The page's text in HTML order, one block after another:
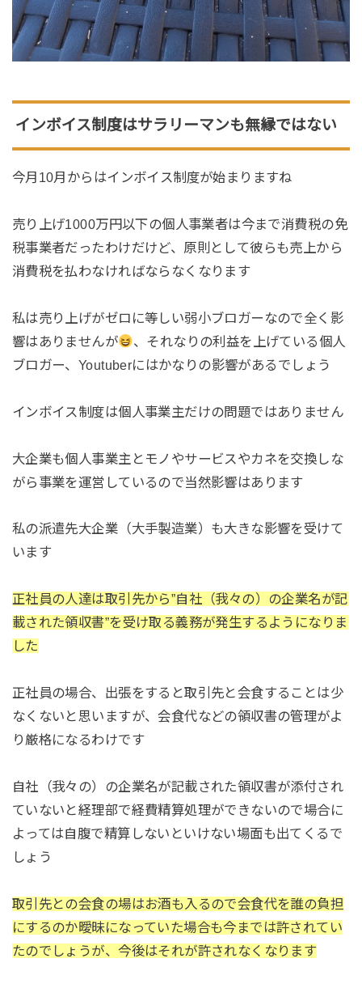
インボイス制度はサラリーマンも無縁ではない
今月10月からはインボイス制度が始まりますね
売り上げ1000万円以下の個人事業者は今まで消費税の免
税事業者だったわけだけど、原則として彼らも売上から
消費税を払わなければならなくなります
私は売り上げがゼロに等しい弱小ブロガーなので全く影
響はありませんが
、それなりの利益を上げている個人
ブロガー、Youtuberにはかなりの影響があるでしょう
インボイス制度は個人事業主だけの問題ではありません
大企業も個人事業主とモノやサービスやカネを交換しな
がら事業を運営しているので当然影響はあります
私の派遣先大企業（大手製造業）も大きな影響を受けて
います
正社員の人達は取引先から”自社（我々の）の企業名が記
載された領収書”を受け取る義務が発生するようになりま
した
正社員の場合、出張をすると取引先と会食することは少
なくないと思いますが、会食代などの領収書の管理がよ
り厳格になるわけです
自社（我々の）の企業名が記載された領収書が添付され
ていないと経理部で経費精算処理ができないので場合に
よっては自腹で精算しないといけない場面も出てくるで
しょう
取引先との会食の場はお酒も入るので会食代を誰の負担
にするのか曖昧になっていた場合も今までは許されてい
たのでしょうが、今後はそれが許されなくなります